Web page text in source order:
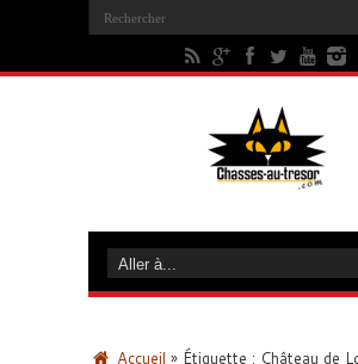
Accueil » Étiquette : Château de